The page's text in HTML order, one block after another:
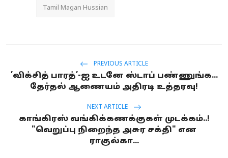
Tamil Magan Hussian
PREVIOUS ARTICLE
’விக்சித் பாரத்’-ஐ உடனே ஸ்டாப் பண்ணுங்க...
தேர்தல் ஆணையம் அதிரடி உத்தரவு!
NEXT ARTICLE
காங்கிரஸ் வங்கிக்கணக்குகள் முடக்கம்..!
"வெறுப்பு நிறைந்த அசுர சக்தி" என
ராகுல்கா...